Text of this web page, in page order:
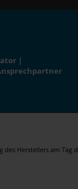
|
Herstellers am Tag